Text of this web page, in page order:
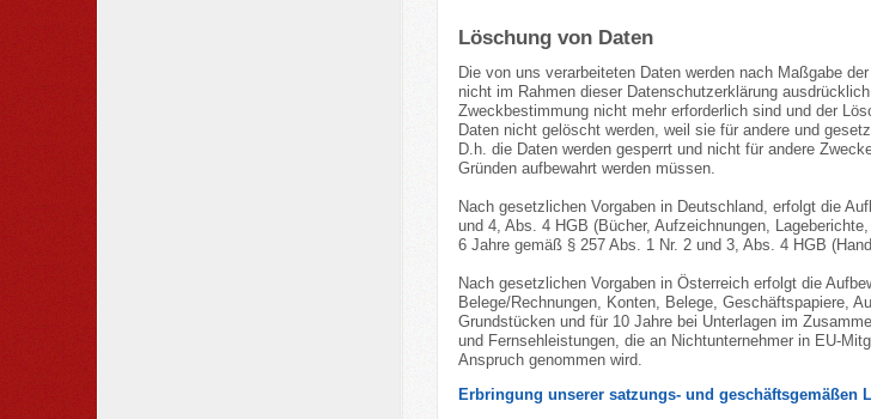
Löschung von Daten
Die von uns verarbeiteten Daten werden nach Maßgabe
nicht im Rahmen dieser Datenschutzerklärung
Zweckbestimmung nicht mehr erforderlich sind und der
Daten nicht gelöscht werden, weil sie für andere und
D.h. die Daten werden gesperrt und nicht für andere
Gründen aufbewahrt werden müssen.
Nach gesetzlichen Vorgaben in Deutschland, erfolgt die
und 4, Abs. 4 HGB (Bücher, Aufzeichnungen,
6 Jahre gemäß § 257 Abs. 1 Nr. 2 und 3, Abs. 4 HGB
Nach gesetzlichen Vorgaben in Österreich erfolgt die
Belege/Rechnungen, Konten, Belege, Geschäftspapiere,
Grundstücken und für 10 Jahre bei Unterlagen im
und Fernsehleistungen, die an Nichtunternehmer in EU-
Anspruch genommen wird.
Erbringung unserer satzungs- und geschäftsgemäßen